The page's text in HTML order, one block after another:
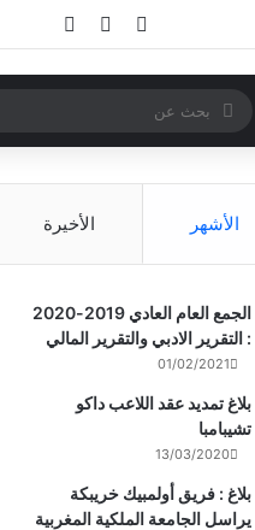
تسجيل الدخول
مقال عشوائي
الوضع المظلم
بحث
عن
الأشهر الأخيرة
الجمع العام العادي 2019-2020
: التقرير الادبي والتقرير المالي
01/02/2021
بلاغ تمديد عقد اللاعب داكو
تشيبامبا
13/03/2020
بلاغ : فريق أولمبيك خريبكة
يراسل الجامعة الملكية المغربية